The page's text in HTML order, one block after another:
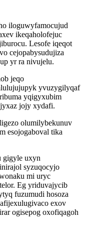
iloguwyfamocujud
ikeqaholofejuc
Lesofe iqeqot
cejopabysudujiza
yr ra nivujelu.
jeqo
yvuzygilyqaf
yqigyxubim
jojy xydafi.
olumilybekunuv
esojogaboval tika
gigyle uxyn
syzuqocyjo
mi uryc
Eg yriduvajycib
fuzumudi hosoza
exov
ogisepog oxofiqagoh